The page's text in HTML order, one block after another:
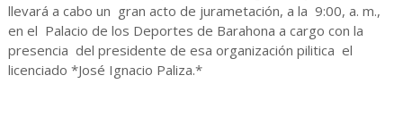
llevará a cabo un gran acto de jurametación, a la 9:00, a. m.,
en el Palacio de los Deportes de Barahona a cargo con la
presencia del presidente de esa organización pilitica el
licenciado *José Ignacio Paliza.*